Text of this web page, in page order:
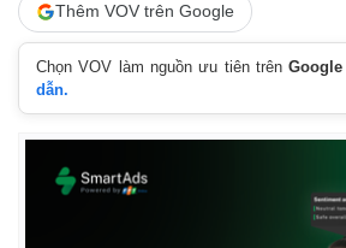
Thể thao
Thế giới thể thao
Thêm VOV trên Google
Chọn VOV làm nguồn ưu tiên trên
dẫn.